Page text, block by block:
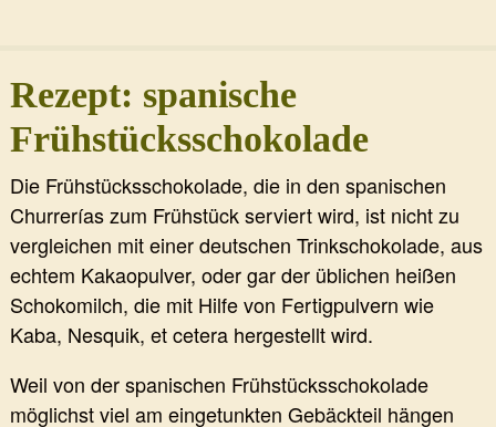
Rezept: spanische
Frühstücksschokolade
Die Frühstücksschokolade, die in den spanischen
Churrerías zum Frühstück serviert wird, ist nicht zu
vergleichen mit einer deutschen Trinkschokolade, aus
echtem Kakaopulver, oder gar der üblichen heißen
Schokomilch, die mit Hilfe von Fertigpulvern wie
Kaba, Nesquik, et cetera hergestellt wird.
Weil von der spanischen Frühstücksschokolade
möglichst viel am eingetunkten Gebäckteil hängen